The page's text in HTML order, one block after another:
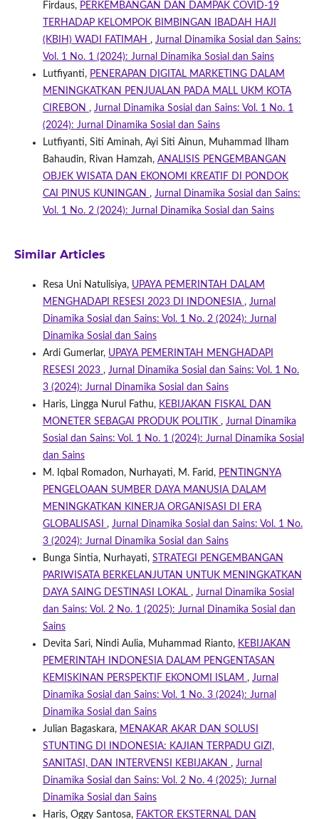
Firdaus, PERKEMBANGAN DAN DAMPAK COVID-19
TERHADAP KELOMPOK BIMBINGAN IBADAH HAJI
(KBIH) WADI FATIMAH , Jurnal Dinamika Sosial dan Sains:
Vol. 1 No. 1 (2024): Jurnal Dinamika Sosial dan Sains
Lutfiyanti, PENERAPAN DIGITAL MARKETING DALAM
MENINGKATKAN PENJUALAN PADA MALL UKM KOTA
CIREBON , Jurnal Dinamika Sosial dan Sains: Vol. 1 No. 1
(2024): Jurnal Dinamika Sosial dan Sains
Lutfiyanti, Siti Aminah, Ayi Siti Ainun, Muhammad Ilham
Bahaudin, Rivan Hamzah, ANALISIS PENGEMBANGAN
OBJEK WISATA DAN EKONOMI KREATIF DI PONDOK
CAI PINUS KUNINGAN , Jurnal Dinamika Sosial dan Sains:
Vol. 1 No. 2 (2024): Jurnal Dinamika Sosial dan Sains
Similar Articles
Resa Uni Natulisiya, UPAYA PEMERINTAH DALAM
MENGHADAPI RESESI 2023 DI INDONESIA , Jurnal
Dinamika Sosial dan Sains: Vol. 1 No. 2 (2024): Jurnal
Dinamika Sosial dan Sains
Ardi Gumerlar, UPAYA PEMERINTAH MENGHADAPI
RESESI 2023 , Jurnal Dinamika Sosial dan Sains: Vol. 1 No.
3 (2024): Jurnal Dinamika Sosial dan Sains
Haris, Lingga Nurul Fathu, KEBIJAKAN FISKAL DAN
MONETER SEBAGAI PRODUK POLITIK , Jurnal Dinamika
Sosial dan Sains: Vol. 1 No. 1 (2024): Jurnal Dinamika Sosial
dan Sains
M. Iqbal Romadon, Nurhayati, M. Farid, PENTINGNYA
PENGELOAAN SUMBER DAYA MANUSIA DALAM
MENINGKATKAN KINERJA ORGANISASI DI ERA
GLOBALISASI , Jurnal Dinamika Sosial dan Sains: Vol. 1 No.
3 (2024): Jurnal Dinamika Sosial dan Sains
Bunga Sintia, Nurhayati, STRATEGI PENGEMBANGAN
PARIWISATA BERKELANJUTAN UNTUK MENINGKATKAN
DAYA SAING DESTINASI LOKAL , Jurnal Dinamika Sosial
dan Sains: Vol. 2 No. 1 (2025): Jurnal Dinamika Sosial dan
Sains
Devita Sari, Nindi Aulia, Muhammad Rianto, KEBIJAKAN
PEMERINTAH INDONESIA DALAM PENGENTASAN
KEMISKINAN PERSPEKTIF EKONOMI ISLAM , Jurnal
Dinamika Sosial dan Sains: Vol. 1 No. 3 (2024): Jurnal
Dinamika Sosial dan Sains
Julian Bagaskara, MENAKAR AKAR DAN SOLUSI
STUNTING DI INDONESIA: KAJIAN TERPADU GIZI,
SANITASI, DAN INTERVENSI KEBIJAKAN , Jurnal
Dinamika Sosial dan Sains: Vol. 2 No. 4 (2025): Jurnal
Dinamika Sosial dan Sains
Haris, Oggy Santosa, FAKTOR EKSTERNAL DAN